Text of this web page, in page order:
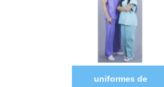
uniformes de